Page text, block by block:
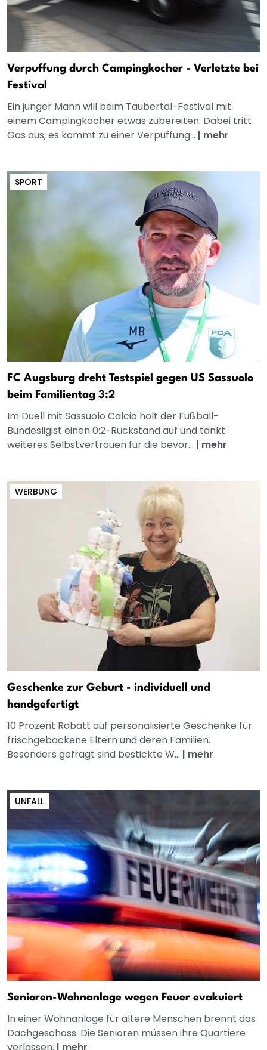
Verpuffung durch Campingkocher - Verletzte bei
Festival
Ein junger Mann will beim Taubertal-Festival mit
einem Campingkocher etwas zubereiten. Dabei tritt
Gas aus, es kommt zu einer Verpuffung... | mehr
SPORT
FC Augsburg dreht Testspiel gegen US Sassuolo
beim Familientag 3:2
Im Duell mit Sassuolo Calcio holt der Fußball-
Bundesligist einen 0:2-Rückstand auf und tankt
weiteres Selbstvertrauen für die bevor... | mehr
WERBUNG
Geschenke zur Geburt - individuell und
handgefertigt
10 Prozent Rabatt auf personalisierte Geschenke für
frischgebackene Eltern und deren Familien.
Besonders gefragt sind bestickte W... | mehr
UNFALL
Senioren-Wohnanlage wegen Feuer evakuiert
In einer Wohnanlage für ältere Menschen brennt das
Dachgeschoss. Die Senioren müssen ihre Quartiere